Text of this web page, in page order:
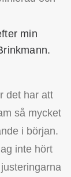
min
det har att
så mycket
i början.
inte hört